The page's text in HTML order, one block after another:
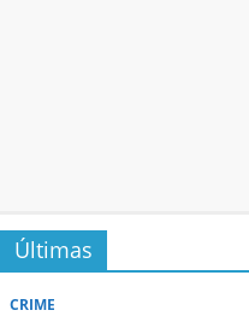
Últimas
CRIME